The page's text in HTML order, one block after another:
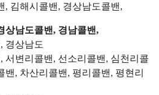
, 김해시콜밴, 경상남도콜밴,
상남도콜밴, 경남콜밴,
경상남도
서변리콜밴, 선소리콜밴, 심천리콜
밴, 차산리콜밴, 평리콜밴, 평현리